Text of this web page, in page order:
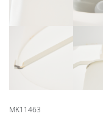
MK11463